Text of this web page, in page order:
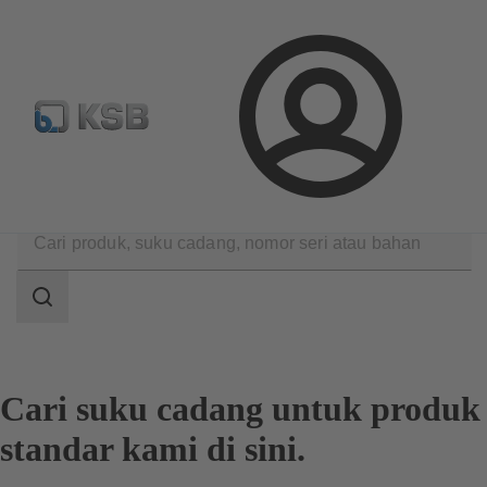
Login
Konfigurasi Produk
Pencarian Suku Cadang Standar
pencarian
Area
Cari suku cadang untuk produk
standar kami di sini.